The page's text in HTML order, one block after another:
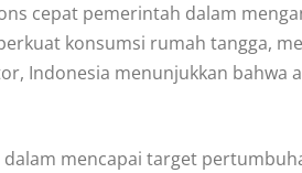
cepat pemerintah dalam
konsumsi rumah tangga,
Indonesia menunjukkan bahwa
mencapai target